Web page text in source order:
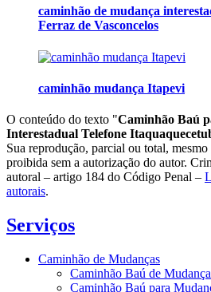
caminhão de mudança
Ferraz de Vasconcelos
caminhão mudança Itapevi
O conteúdo do texto "Caminhão Baú
Interestadual Telefone
Sua reprodução, parcial ou total,
proibida sem a autorização do autor.
autoral – artigo 184 do Código Penal –
autorais.
Serviços
Caminhão de Mudanças
Caminhão Baú de
Caminhão Baú para